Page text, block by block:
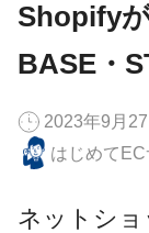
Shopify
BASE・
2023年9月
はじめて
ネットシ